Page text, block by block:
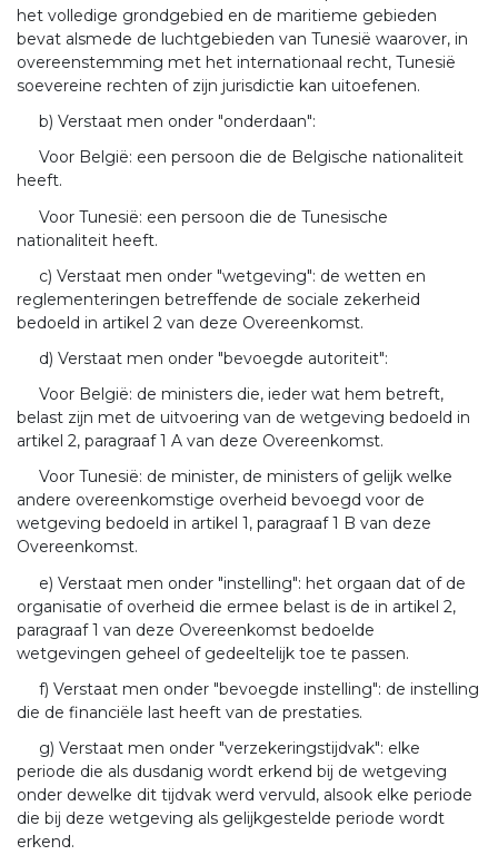
het volledige grondgebied en de maritieme gebieden
bevat alsmede de luchtgebieden van Tunesië waarover, in
overeenstemming met het internationaal recht, Tunesië
soevereine rechten of zijn jurisdictie kan uitoefenen.
b) Verstaat men onder "onderdaan":
Voor België: een persoon die de Belgische nationaliteit
heeft.
Voor Tunesië: een persoon die de Tunesische
nationaliteit heeft.
c) Verstaat men onder "wetgeving": de wetten en
reglementeringen betreffende de sociale zekerheid
bedoeld in artikel 2 van deze Overeenkomst.
d) Verstaat men onder "bevoegde autoriteit":
Voor België: de ministers die, ieder wat hem betreft,
belast zijn met de uitvoering van de wetgeving bedoeld in
artikel 2, paragraaf 1 A van deze Overeenkomst.
Voor Tunesië: de minister, de ministers of gelijk welke
andere overeenkomstige overheid bevoegd voor de
wetgeving bedoeld in artikel 1, paragraaf 1 B van deze
Overeenkomst.
e) Verstaat men onder "instelling": het orgaan dat of de
organisatie of overheid die ermee belast is de in artikel 2,
paragraaf 1 van deze Overeenkomst bedoelde
wetgevingen geheel of gedeeltelijk toe te passen.
f) Verstaat men onder "bevoegde instelling": de instelling
die de financiële last heeft van de prestaties.
g) Verstaat men onder "verzekeringstijdvak": elke
periode die als dusdanig wordt erkend bij de wetgeving
onder dewelke dit tijdvak werd vervuld, alsook elke periode
die bij deze wetgeving als gelijkgestelde periode wordt
erkend.